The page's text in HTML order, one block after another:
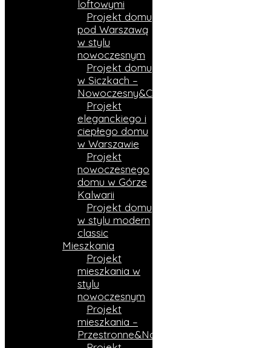
loftowymi
Projekt domu
pod Warszawą
w stylu
nowoczesnym
Projekt domu
w Siczkach –
Nowoczesny&Ciepły
Projekt
eleganckiego i
ciepłego domu
w Warszawie
Projekt
nowoczesnego
domu w Górze
Kalwarii
Projekt domu
w stylu modern
classic
Mieszkania
Projekt
mieszkania w
stylu
nowoczesnym
Projekt
mieszkania –
Przestronne&Nowoczesne